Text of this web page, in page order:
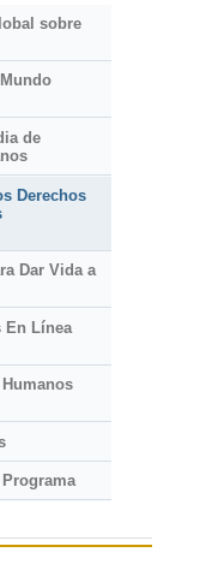
sobre
de
Derechos
Dar Vida a
En Línea